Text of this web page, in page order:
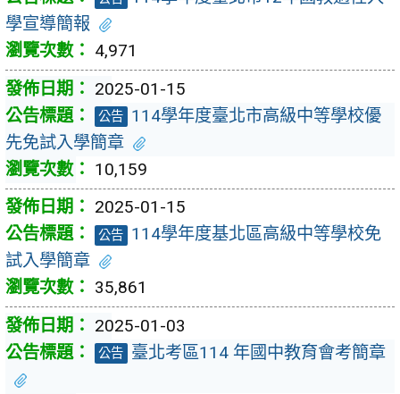
學宣導簡報
4,971
2025-01-15
公告 114學年度臺北市高級中等學校優
先免試入學簡章
10,159
2025-01-15
公告 114學年度基北區高級中等學校免
試入學簡章
35,861
2025-01-03
公告 臺北考區114 年國中教育會考簡章